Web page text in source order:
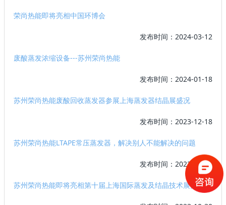
荣尚热能即将亮相中国环博会
发布时间：2024-03-12
废酸蒸发浓缩设备---苏州荣尚热能
发布时间：2024-01-18
苏州荣尚热能废酸回收蒸发器参展上海蒸发器结晶展盛况
发布时间：2023-12-18
苏州荣尚热能LTAPE常压蒸发器，解决别人不能解决的问题
发布时间：2023-12-07
苏州荣尚热能即将亮相第十届上海国际蒸发及结晶技术展览会